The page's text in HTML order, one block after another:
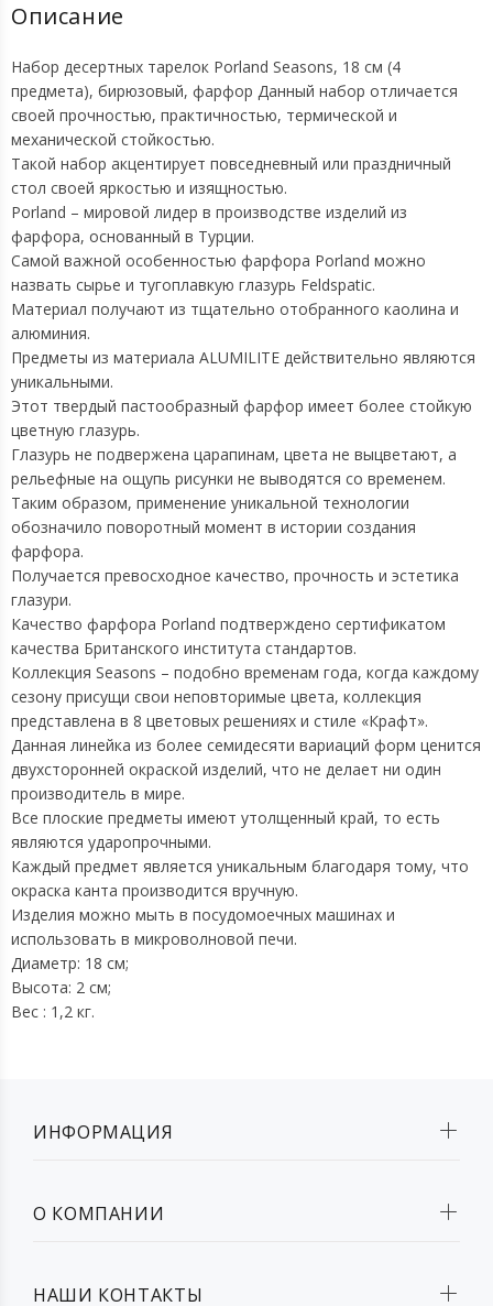
Описание
Набор десертных тарелок Porland Seasons, 18 см (4
предмета), бирюзовый, фарфор Данный набор отличается
своей прочностью, практичностью, термической и
механической стойкостью.
Такой набор акцентирует повседневный или праздничный
стол своей яркостью и изящностью.
Porland – мировой лидер в производстве изделий из
фарфора, основанный в Турции.
Самой важной особенностью фарфора Porland можно
назвать сырье и тугоплавкую глазурь Feldspatic.
Материал получают из тщательно отобранного каолина и
алюминия.
Предметы из материала ALUMILITE действительно являются
уникальными.
Этот твердый пастообразный фарфор имеет более стойкую
цветную глазурь.
Глазурь не подвержена царапинам, цвета не выцветают, а
рельефные на ощупь рисунки не выводятся со временем.
Таким образом, применение уникальной технологии
обозначило поворотный момент в истории создания
фарфора.
Получается превосходное качество, прочность и эстетика
глазури.
Качество фарфора Porland подтверждено сертификатом
качества Британского института стандартов.
Коллекция Seasons – подобно временам года, когда каждому
сезону присущи свои неповторимые цвета, коллекция
представлена в 8 цветовых решениях и стиле «Крафт».
Данная линейка из более семидесяти вариаций форм ценится
двухсторонней окраской изделий, что не делает ни один
производитель в мире.
Все плоские предметы имеют утолщенный край, то есть
являются ударопрочными.
Каждый предмет является уникальным благодаря тому, что
окраска канта производится вручную.
Изделия можно мыть в посудомоечных машинах и
использовать в микроволновой печи.
Диаметр: 18 см;
Высота: 2 см;
Вес : 1,2 кг.
ИНФОРМАЦИЯ
О КОМПАНИИ
НАШИ КОНТАКТЫ